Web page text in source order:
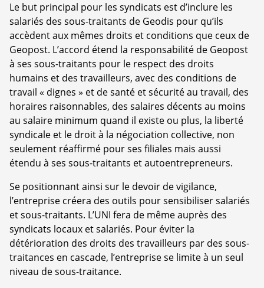
Le but principal pour les syndicats est d’inclure les
salariés des sous-traitants de Geodis pour qu’ils
accèdent aux mêmes droits et conditions que ceux de
Geopost. L’accord étend la responsabilité de Geopost
à ses sous-traitants pour le respect des droits
humains et des travailleurs, avec des conditions de
travail « dignes » et de santé et sécurité au travail, des
horaires raisonnables, des salaires décents au moins
au salaire minimum quand il existe ou plus, la liberté
syndicale et le droit à la négociation collective, non
seulement réaffirmé pour ses filiales mais aussi
étendu à ses sous-traitants et autoentrepreneurs.
Se positionnant ainsi sur le devoir de vigilance,
l’entreprise créera des outils pour sensibiliser salariés
et sous-traitants. L’UNI fera de même auprès des
syndicats locaux et salariés. Pour éviter la
détérioration des droits des travailleurs par des sous-
traitances en cascade, l’entreprise se limite à un seul
niveau de sous-traitance.